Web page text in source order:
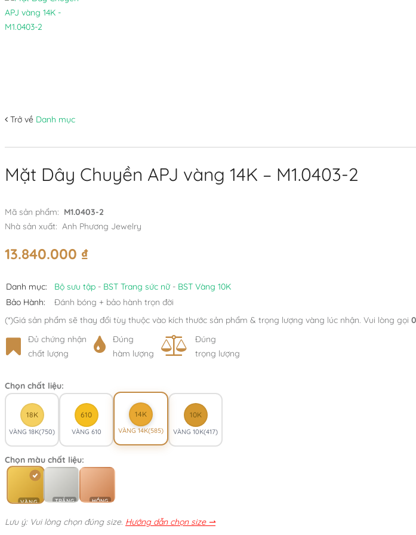
Trở về Danh mục
Mặt Dây Chuyền APJ vàng 14K – M1.0403-2
Mã sản phẩm: M1.0403-2
Nhà sản xuất: Anh Phương Jewelry
13.840.000 ₫
Danh mục: Bộ sưu tập - BST Trang sức nữ- BST Vàng 10K
Bảo Hành:
Đánh bóng + bảo hành trọn đời
(*)Giá sản phẩm sẽ thay đổi tùy thuộc vào kích thước sản phẩm & trọng lượng vàng lúc nhận. Vui lòng gọi
Đủ chứng nhận
chất lượng
Đúng
hàm lượng
Đúng
trọng lượng
Chọn chất liệu:
18K
VÀNG 18K(750)
610
VÀNG 610
14K
VÀNG 14K(585)
10K
VÀNG 10K(417)
Chọn màu chất liệu:
VÀNG TRẮNG HỒNG
Lưu ý: Vui lòng chọn đúng size. Hướng dẫn chọn size ⇀